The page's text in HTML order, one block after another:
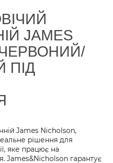
JAMES
ЧЕРВОНИЙ/
ПІД
James Nicholson,
рішення для
яке працює на
James&Nicholson гарантує